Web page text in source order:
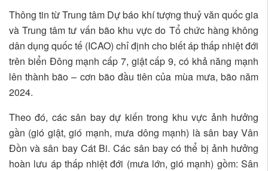
Thông tin từ Trung tâm Dự báo khí tượng thuỷ văn quốc gia
và Trung tâm tư vấn bão khu vực do Tổ chức hàng không
dân dụng quốc tế (ICAO) chỉ định cho biết áp thấp nhiệt đới
trên biển Đông mạnh cấp 7, giật cấp 9, có khả năng mạnh
lên thành bão – cơn bão đầu tiên của mùa mưa, bão năm
2024.
Theo đó, các sân bay dự kiến trong khu vực ảnh hưởng
gần (gió giật, gió mạnh, mưa dông mạnh) là sân bay Vân
Đồn và sân bay Cát Bi. Các sân bay có thể bị ảnh hưởng
hoàn lưu áp thấp nhiệt đới (mưa lớn, gió mạnh) gồm: Sân